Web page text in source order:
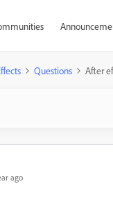
Questions After
ago